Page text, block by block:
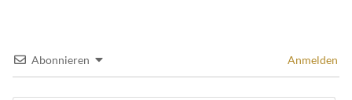
Abonnieren Anmelden